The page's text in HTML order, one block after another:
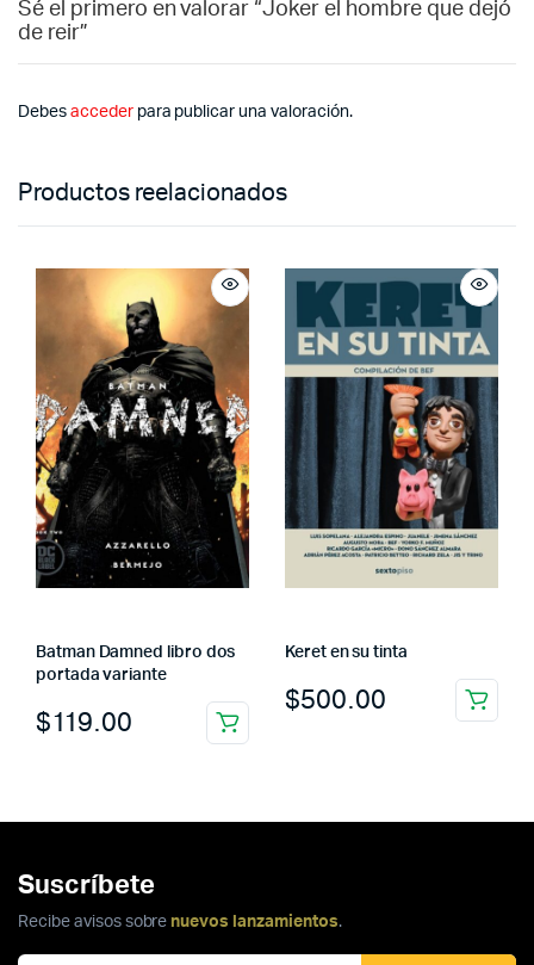
Sé el primero en valorar “Joker el hombre que dejó
de reir”
Debes accederpara publicar una valoración.
Productos reelacionados
Batman Damned libro dos
portada variante
$119.00
Keret en su tinta
$500.00
Suscríbete
Recibe avisos sobre nuevos lanzamientos.